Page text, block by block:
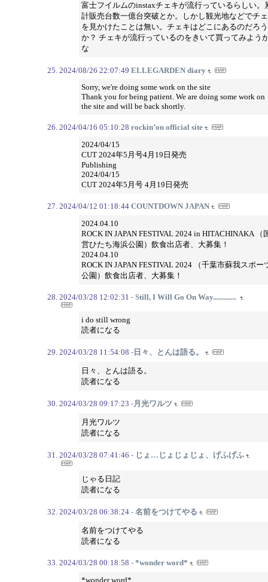
富士フイルムのinstaxチェキが流行っているらしい。
計販売台数一億台突破とか。しかし観光地などでチ
を見かけたことは無い。チェキはどこにあるのだろう
か？ チェキが流行っているのをきいて買ってみよう
な
2024/08/26 22:07:49 ELLEGARDEN diary
Sorry, we're doing some work on the site
Thank you for being patient. We are doing some work on
the site and will be back shortly.
2024/04/16 05:10:28 rockin’on official site
2024/04/15
CUT 2024年5月号4月19日発売
Publishing
2024/04/15
CUT 2024年5月号 4月19日発売
2024/04/12 01:18:44 COUNTDOWN JAPAN
2024.04.10
ROCK IN JAPAN FESTIVAL 2024 in HITACHINAKA （
営ひたち海浜公園）飲食出店者、大募集！
2024.04.10
ROCK IN JAPAN FESTIVAL 2024 （千葉市蘇我スポー
公園）飲食出店者、大募集！
2024/03/28 12:02:31 - Still, I Will Go On Way.............
i do still wrong
読者になる
2024/03/28 11:54:08 -日々、とんは語る。
日々、とんは語る。
読者になる
2024/03/28 09:17:23 -月光ワルツ
月光ワルツ
読者になる
2024/03/28 07:41:46 - じょ…じょじょじょ、げふげふ
じゃる日記
読者になる
2024/03/28 06:38:24 - 名前をつけてやる
名前をつけてやる
読者になる
2024/03/28 00:18:58 - *wonder word*
*wonder word*